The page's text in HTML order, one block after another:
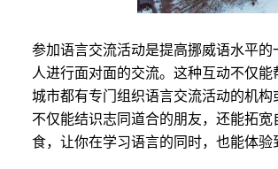
参加语言交流活动是提高挪威语水平
人进行面对面的交流。这种互动不仅
城市都有专门组织语言交流活动的机
不仅能结识志同道合的朋友，还能拓
食，让你在学习语言的同时，也能体验